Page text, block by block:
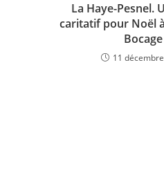
La Haye-Pesnel.
caritatif pour Noël à
Bocage
11